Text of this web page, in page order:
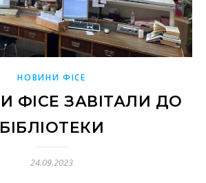
НОВИНИ ФІСЕ
ФІСЕ ЗАВІТАЛИ ДО
БІБЛІОТЕКИ
24.09.2023